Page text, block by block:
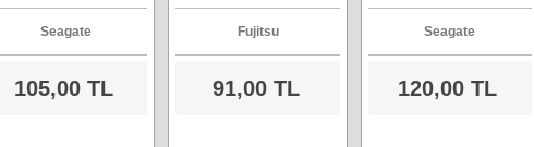
Seagate
105,00 TL
Fujitsu
91,00 TL
Seagate
120,00 TL